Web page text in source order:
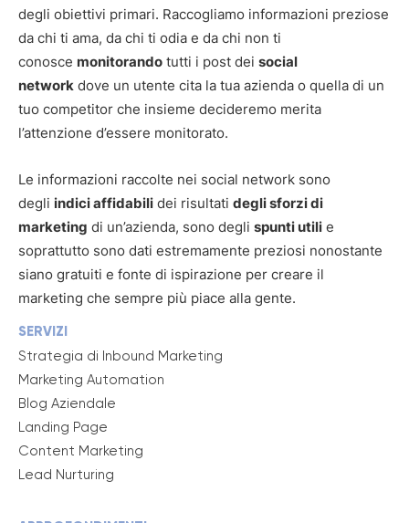
SERVIZI
Strategia di Inbound Marketing
Marketing Automation
Blog Aziendale
Landing Page
Content Marketing
Lead Nurturing
degli obiettivi primari. Raccogliamo informazioni preziose
da chi ti ama, da chi ti odia e da chi non ti
conosce monitorando tutti i post dei social
network dove un utente cita la tua azienda o quella di un
tuo competitor che insieme decideremo merita
l’attenzione d’essere monitorato.
Le informazioni raccolte nei social network sono
degli indici affidabili dei risultati degli sforzi di
marketing di un’azienda, sono degli spunti utili e
soprattutto sono dati estremamente preziosi nonostante
siano gratuiti e fonte di ispirazione per creare il
marketing che sempre più piace alla gente.